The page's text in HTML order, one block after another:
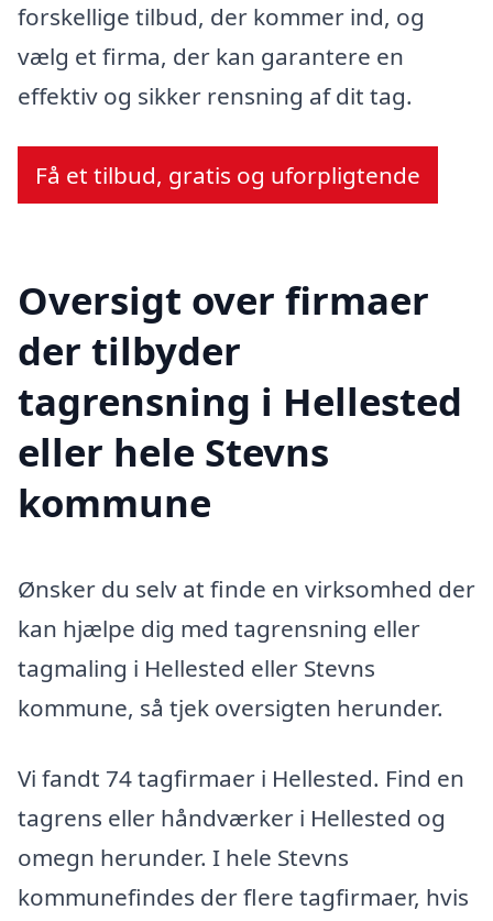
forskellige tilbud, der kommer ind, og
vælg et firma, der kan garantere en
effektiv og sikker rensning af dit tag.
Få et tilbud, gratis og uforpligtende
Oversigt over firmaer
der tilbyder
tagrensning i Hellested
eller hele Stevns
kommune
Ønsker du selv at finde en virksomhed der
kan hjælpe dig med tagrensning eller
tagmaling i Hellested eller Stevns
kommune, så tjek oversigten herunder.
Vi fandt 74 tagfirmaer i Hellested. Find en
tagrens eller håndværker i Hellested og
omegn herunder. I hele Stevns
kommunefindes der flere tagfirmaer, hvis